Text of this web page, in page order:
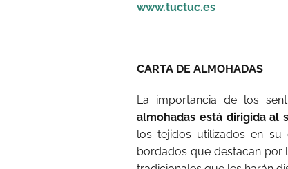
www.tuctuc.es
CARTA DE ALMOHADAS
La importancia de los
almohadas está dirigida al
los tejidos utilizados en
bordados que destacan por